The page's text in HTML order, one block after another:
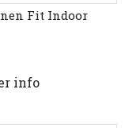
Fit Indoor
info